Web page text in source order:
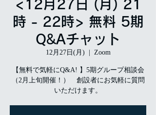
<12月27日 (月) 21
時 - 22時> 無料 5期
Q&Aチャット
12月27日(月) Zoom
【無料で気軽にQ&A! 】5期グループ相談会
（2月上旬開催！） 創設者にお気軽に質問
いただけます。